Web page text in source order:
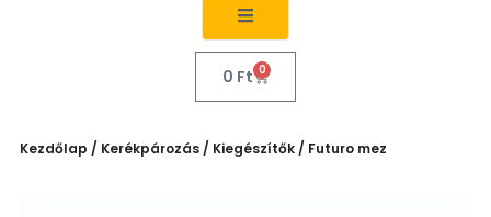
0 Ft 0
Kezdőlap / Kerékpározás / Kiegészítők / Futuro mez